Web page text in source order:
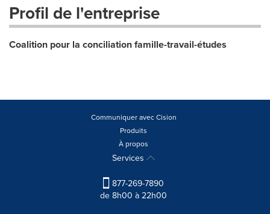
Profil de l'entreprise
Coalition pour la conciliation famille-travail-études
Communiquer avec Cision
Produits
À propos
Services
877-269-7890
de 8h00 à 22h00